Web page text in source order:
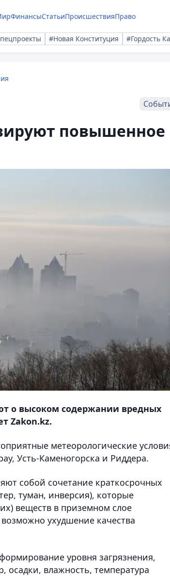
ФинансыСтатьиПроисшествияПраво
#Новая Конституция #Гордость
повышенное
о высоком содержании вредных
Zakon.kz.
метеорологические
Усть-Каменогорска и Риддера.
собой сочетание краткосрочных
туман, инверсия), которые
веществ в приземном слое
ухудшение качества
уровня загрязнения,
осадки, влажность, температура